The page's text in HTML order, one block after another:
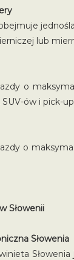
lub
o
ów i pick-
o
Słowenii
Słowenia